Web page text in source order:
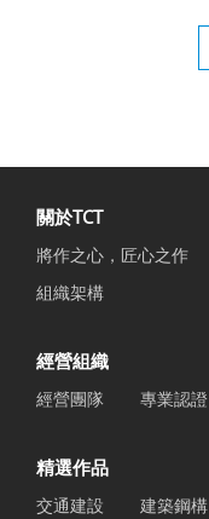
關於TCT
將作之心，匠心之作
組織架構
經營組織
經營團隊 專業認證
精選作品
交通建設 建築鋼構